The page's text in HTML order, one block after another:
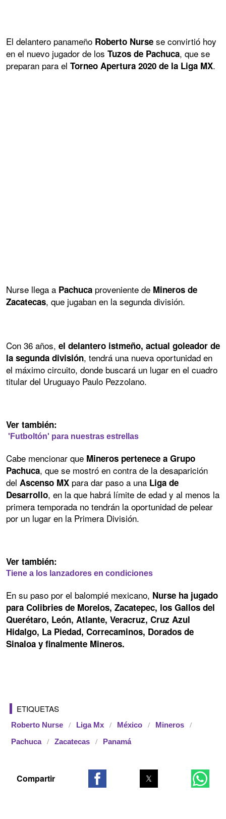
El delantero panameño Roberto Nurse se convirtió hoy
en el nuevo jugador de los Tuzos de Pachuca, que se
preparan para el Torneo Apertura 2020 de la Liga MX.
Nurse llega a Pachuca proveniente de Mineros de
Zacatecas, que jugaban en la segunda división.
Con 36 años, el delantero istmeño, actual goleador de
la segunda división, tendrá una nueva oportunidad en
el máximo circuito, donde buscará un lugar en el cuadro
titular del Uruguayo Paulo Pezzolano.
Ver también:
'Futboltón' para nuestras estrellas
Cabe mencionar que Mineros pertenece a Grupo
Pachuca, que se mostró en contra de la desaparición
del Ascenso MX para dar paso a una Liga de
Desarrollo, en la que habrá límite de edad y al menos la
primera temporada no tendrán la oportunidad de pelear
por un lugar en la Primera División.
Ver también:
Tiene a los lanzadores en condiciones
En su paso por el balompié mexicano, Nurse ha jugado
para Colibries de Morelos, Zacatepec, los Gallos del
Querétaro, León, Atlante, Veracruz, Cruz Azul
Hidalgo, La Piedad, Correcaminos, Dorados de
Sinaloa y finalmente Mineros.
ETIQUETAS
Roberto Nurse Liga Mx México Mineros
Pachuca Zacatecas Panamá